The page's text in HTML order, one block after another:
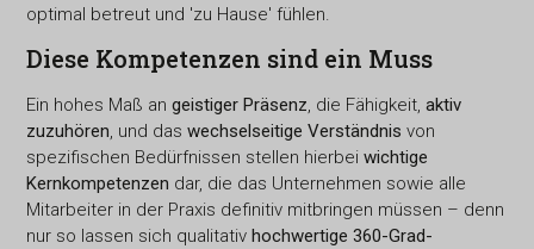
optimal betreut und 'zu Hause' fühlen.
Diese Kompetenzen sind ein Muss
Ein hohes Maß angeistiger Präsenz, die Fähigkeit,aktiv
zuzuhören, und daswechselseitige Verständnis von
spezifischen Bedürfnissen stellen hierbeiwichtige
Kernkompetenzen dar, die das Unternehmen sowie alle
Mitarbeiter in der Praxis definitiv mitbringen müssen – denn
nur so lassen sich qualitativhochwertige 360-Grad-